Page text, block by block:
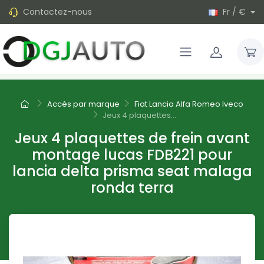
Contactez-nous Fr / €
Accès par marque
Fiat Lancia Alfa Romeo Iveco
Jeux 4 plaquettes...
Jeux 4 plaquettes de frein avant
montage lucas FDB221 pour
lancia delta prisma seat malaga
ronda terra